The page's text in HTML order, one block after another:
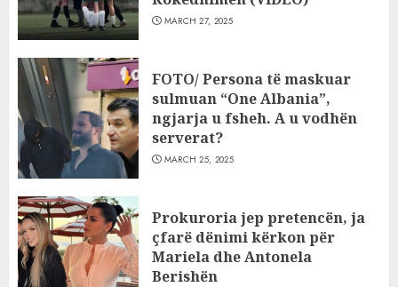
MARCH 27, 2025
FOTO/ Persona të maskuar
sulmuan “One Albania”,
ngjarja u fsheh. A u vodhën
serverat?
MARCH 25, 2025
Prokuroria jep pretencën, ja
çfarë dënimi kërkon për
Mariela dhe Antonela
Berishën